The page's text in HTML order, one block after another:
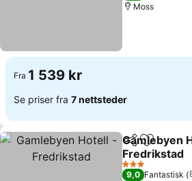
Moss
Fra 1 539 kr
Se priser fra 7 nettsteder
Del Legg til i
Gamlebyen
Fredrikstad
3 Stjerner
9,0 Fantastisk